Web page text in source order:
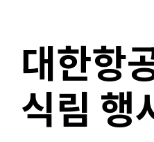
대한항
식림 행